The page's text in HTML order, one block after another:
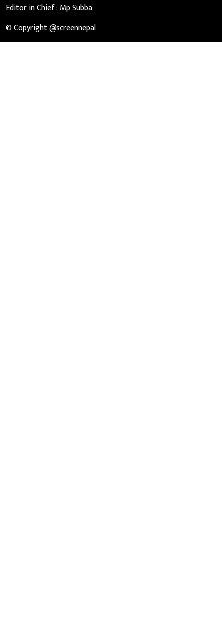
Editor in Chief : Mp Subba
© Copyright @screennepal